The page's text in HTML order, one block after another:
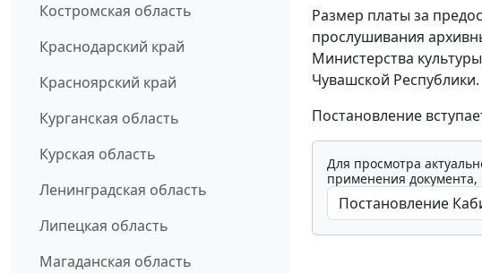
Костромская область
Краснодарский край
Красноярский край
Курганская область
Курская область
Ленинградская область
Липецкая область
Магаданская область
Размер платы за
прослушивания
Министерства
Чувашской Республики.
Постановление
Для просмотра
применения документа,